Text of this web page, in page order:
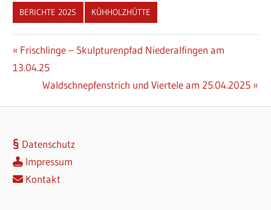
BERICHTE 2025 KÜHHOLZHÜTTE
Beitragsnavigation
Vorheriger
Beitrag:
Frischlinge – Skulpturenpfad Niederalfingen am
13.04.25
Nächster
Waldschnepfenstrich und Viertele am 25.04.2025
Datenschutz
Impressum
Kontakt